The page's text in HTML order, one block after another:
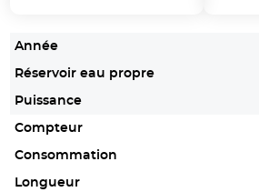
Année
Réservoir eau propre
Puissance
Compteur
Consommation
Longueur